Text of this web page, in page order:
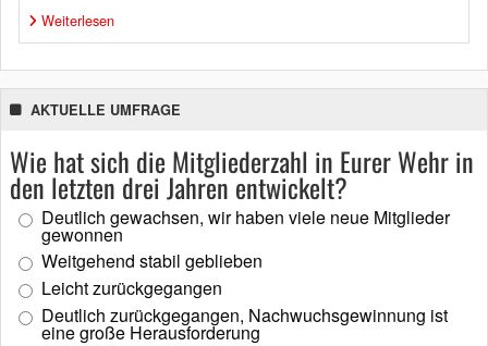
Weiterlesen
AKTUELLE UMFRAGE
Wie hat sich die Mitgliederzahl in Eurer Wehr in
den letzten drei Jahren entwickelt?
Deutlich gewachsen, wir haben viele neue Mitglieder
gewonnen
Weitgehend stabil geblieben
Leicht zurückgegangen
Deutlich zurückgegangen, Nachwuchsgewinnung ist
eine große Herausforderung